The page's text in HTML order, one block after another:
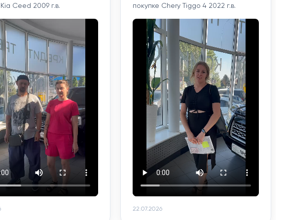
Ceed 2009 г.в.
покупке Chery Tiggo 4 2022 г.в.
22.07.2026